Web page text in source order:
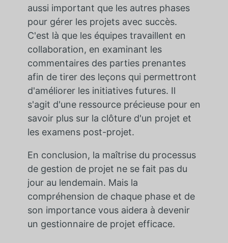
aussi important que les autres phases
pour gérer les projets avec succès.
C'est là que les équipes travaillent en
collaboration, en examinant les
commentaires des parties prenantes
afin de tirer des leçons qui permettront
d'améliorer les initiatives futures. Il
s'agit d'une ressource précieuse pour en
savoir plus sur la clôture d'un projet et
les examens post-projet.
En conclusion, la maîtrise du processus
de gestion de projet ne se fait pas du
jour au lendemain. Mais la
compréhension de chaque phase et de
son importance vous aidera à devenir
un gestionnaire de projet efficace.